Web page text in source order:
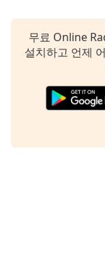
무료 Online
설치하고 언제